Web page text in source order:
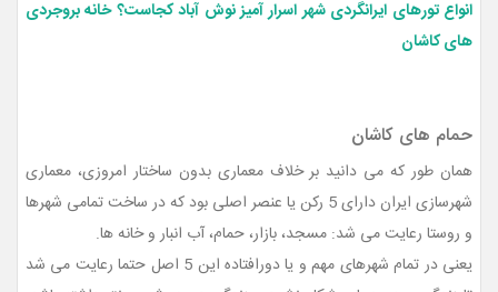
انواع تورهای ایرانگردیشهر اسرار آمیز نوش آباد کجاست؟خانه بروجردی
های کاشان
حمام های کاشان
همان طور که می دانید بر خلاف معماری بدون ساختار امروزی، معماری
شهرسازی ایران دارای 5 رکن یا عنصر اصلی بود که در ساخت تمامی شهرها
و روستا رعایت می شد: مسجد، بازار، حمام، آب انبار و خانه ها.
یعنی در تمام شهرهای مهم و یا دورافتاده این 5 اصل حتما رعایت می شد